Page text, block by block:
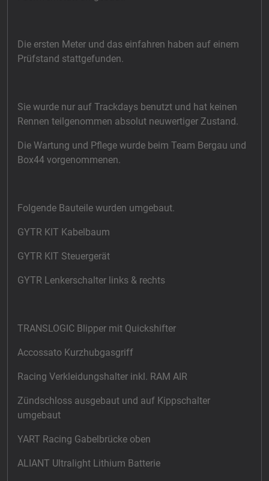
Die ersten Meter und das einfahren haben auf einem
Prüfstand stattgefunden.
Sie wurde nur auf Trackdays benutzt und hat keinen
Rennen teilgenommen absolut neuwertiger Zustand.
Die Wartung und Pflege wurde beim Team Bergau und
Box44 vorgenommenen.
Folgende Bauteile wurden umgebaut.
GYTR KIT Kabelbaum
GYTR KIT Steuergerät
GYTR Lenkerschalter links & rechts
TRANSLOGIC Blipper mit Quickshifter
Accossato Kurzhubgasgriff
Racing Verkleidungshalter inkl. RAM AIR
Zündschloss ausgebaut und auf Kippschalter
umgebaut
YART Racing Gabelbrücke oben
ALIANT Ultralight Lithium Batterie